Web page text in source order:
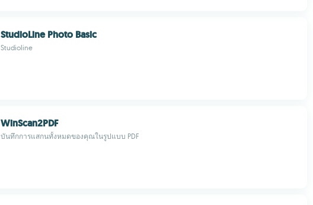
StudioLine Photo Basic
Studioline
WinScan2PDF
บันทึกการแสกนทั้งหมดของคุณในรูปแบบ PDF